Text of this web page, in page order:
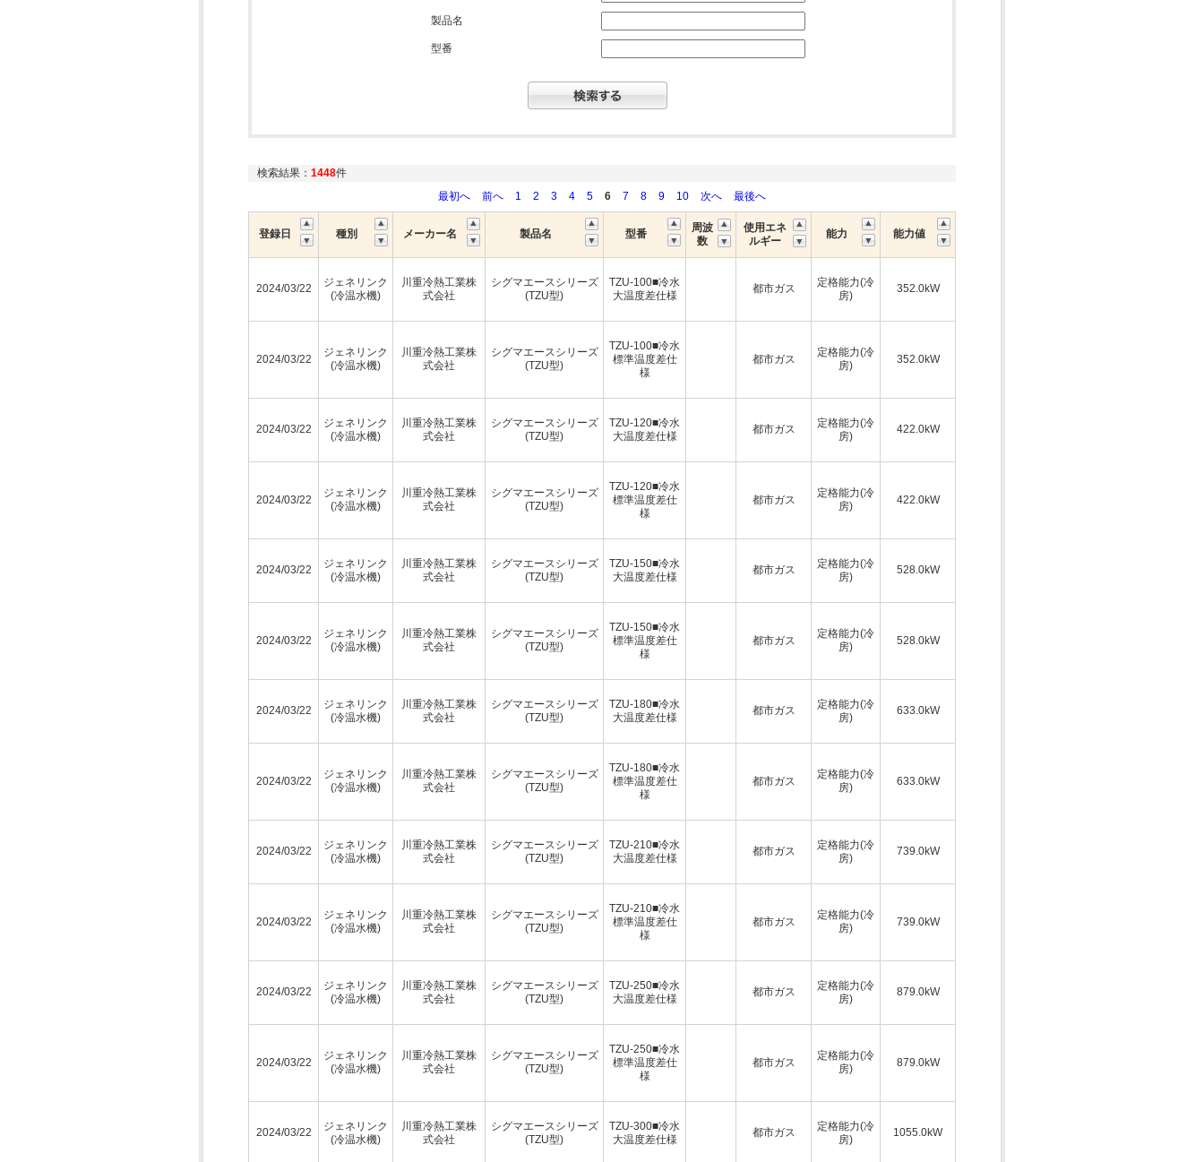
製品名
型番
検索結果： 1448件
最初へ
前へ 1 2 3 4 5 6 7 8 9 10 次へ 最後へ
登録日 種別 メーカー名 製品名 型番
周波
数
使用エネ
ルギー
能力 能力値
2024/03/22
ジェネリンク
(冷温水機)
川重冷熱工業株
式会社
シグマエースシリーズ
(TZU型)
TZU-100■冷水
大温度差仕様
都市ガス
定格能力(冷
房)
352.0kW
2024/03/22
ジェネリンク
(冷温水機)
川重冷熱工業株
式会社
シグマエースシリーズ
(TZU型)
TZU-100■冷水
標準温度差仕
様
都市ガス
定格能力(冷
房)
352.0kW
2024/03/22
ジェネリンク
(冷温水機)
川重冷熱工業株
式会社
シグマエースシリーズ
(TZU型)
TZU-120■冷水
大温度差仕様
都市ガス
定格能力(冷
房)
422.0kW
2024/03/22
ジェネリンク
(冷温水機)
川重冷熱工業株
式会社
シグマエースシリーズ
(TZU型)
TZU-120■冷水
標準温度差仕
様
都市ガス
定格能力(冷
房)
422.0kW
2024/03/22
ジェネリンク
(冷温水機)
川重冷熱工業株
式会社
シグマエースシリーズ
(TZU型)
TZU-150■冷水
大温度差仕様
都市ガス
定格能力(冷
房)
528.0kW
2024/03/22
ジェネリンク
(冷温水機)
川重冷熱工業株
式会社
シグマエースシリーズ
(TZU型)
TZU-150■冷水
標準温度差仕
様
都市ガス
定格能力(冷
房)
528.0kW
2024/03/22
ジェネリンク
(冷温水機)
川重冷熱工業株
式会社
シグマエースシリーズ
(TZU型)
TZU-180■冷水
大温度差仕様
都市ガス
定格能力(冷
房)
633.0kW
2024/03/22
ジェネリンク
(冷温水機)
川重冷熱工業株
式会社
シグマエースシリーズ
(TZU型)
TZU-180■冷水
標準温度差仕
様
都市ガス
定格能力(冷
房)
633.0kW
2024/03/22
ジェネリンク
(冷温水機)
川重冷熱工業株
式会社
シグマエースシリーズ
(TZU型)
TZU-210■冷水
大温度差仕様
都市ガス
定格能力(冷
房)
739.0kW
2024/03/22
ジェネリンク
(冷温水機)
川重冷熱工業株
式会社
シグマエースシリーズ
(TZU型)
TZU-210■冷水
標準温度差仕
様
都市ガス
定格能力(冷
房)
739.0kW
2024/03/22
ジェネリンク
(冷温水機)
川重冷熱工業株
式会社
シグマエースシリーズ
(TZU型)
TZU-250■冷水
大温度差仕様
都市ガス
定格能力(冷
房)
879.0kW
2024/03/22
ジェネリンク
(冷温水機)
川重冷熱工業株
式会社
シグマエースシリーズ
(TZU型)
TZU-250■冷水
標準温度差仕
様
都市ガス
定格能力(冷
房)
879.0kW
2024/03/22
ジェネリンク
(冷温水機)
川重冷熱工業株
式会社
シグマエースシリーズ
(TZU型)
TZU-300■冷水
大温度差仕様
都市ガス
定格能力(冷
房)
1055.0kW